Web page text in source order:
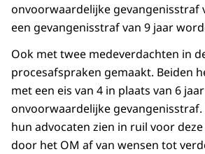
onvoorwaardelijke gevangenisstraf
een gevangenisstraf van 9 jaar
Ook met twee medeverdachten in
procesafspraken gemaakt. Beiden
met een eis van 4 in plaats van 6 jaar
onvoorwaardelijke gevangenisstraf.
hun advocaten zien in ruil voor
door het OM af van wensen tot